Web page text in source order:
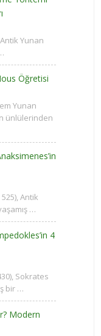
Yunan
Öğretisi
Yunan
ünlülerinden
Antik
…
4
Sokrates
bir …
Modern